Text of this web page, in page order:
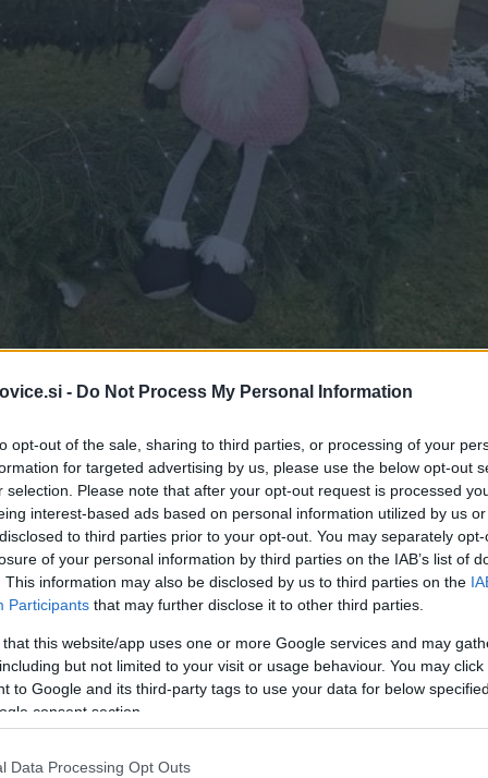
- Do Not Process My Personal Information
opt-out of the sale, sharing to third parties, or processing of your
for targeted advertising by us, please use the below opt-out
selection. Please note that after your opt-out request is processed
interest-based ads based on personal information utilized by us
to third parties prior to your opt-out. You may separately
of your personal information by third parties on the IAB’s list of
This information may also be disclosed by us to third parties on the
Participants that may further disclose it to other third parties.
that this website/app uses one or more Google services and may
but not limited to your visit or usage behaviour. You may
to Google and its third-party tags to use your data for below
consent section.
Data Processing Opt Outs
času, ko se spopadamo z eno najhujših
Ob velikih naporih celotnega zdravstvenega osebja v
in drugod, se počasi, vendar optimistično kažejo tudi
prebivalstvom.Še naprej ravnajmo odgovorno in
zaščitne maske, vzdržujmo higieno kašljanja, si
razdaljo,"je v sporočilu za javnost zapisal župan